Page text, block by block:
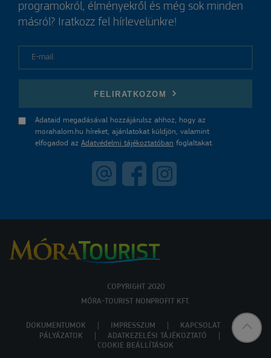
programokról, élményekről és még sok minden
másról? Iratkozz fel hírlevelünkre!
FELIRATKOZOM
Adataid megadásával hozzájárulsz ahhoz, hogy az
morahalom.hu híreket, ajánlatokat küldjön, valamint
elfogadod az Adatvédelmi tájékoztatóban foglaltakat.
COPYRIGHT 2020
MÓRA-TOURIST NONPROFIT KFT.
DOKUMENTUMOK IMPRESSZUM
KAPCSOLAT
PÁLYÁZATOK
ADATKEZELÉSI TÁJÉKOZTATÓ
COOKIE BEÁLLÍTÁSOK